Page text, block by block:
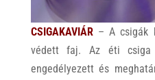
CSIGAKAVIÁR – A csigák
védett faj. Az éti
engedélyezett és